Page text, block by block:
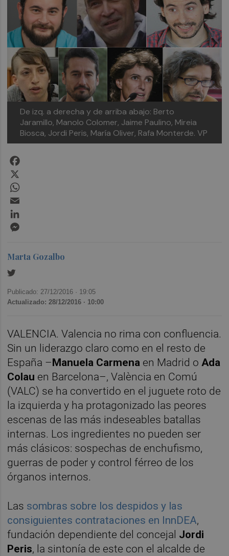
De izq. a derecha y de arriba abajo: Berto
Jaramillo, Manolo Colomer, Jaime Paulino, Mireia
Biosca, Jordi Peris, María Oliver, Rafa Monterde. VP
Marta Gozalbo
Publicado: 27/12/2016 · 19:05
Actualizado: 28/12/2016 · 10:00
VALENCIA. Valencia no rima con confluencia.
Sin un liderazgo claro como en el resto de
España –Manuela Carmena en Madrid o Ada
Colau en Barcelona–, València en Comú
(VALC) se ha convertido en el juguete roto de
la izquierda y ha protagonizado las peores
escenas de las más indeseables batallas
internas. Los ingredientes no pueden ser
más clásicos: sospechas de enchufismo,
guerras de poder y control férreo de los
órganos internos.
Las sombras sobre los despidos y las
consiguientes contrataciones en InnDEA,
fundación dependiente del concejal Jordi
Peris, la sintonía de este con el alcalde de